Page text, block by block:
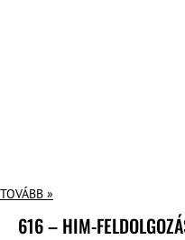
TOVÁBB »
616 – HIM-